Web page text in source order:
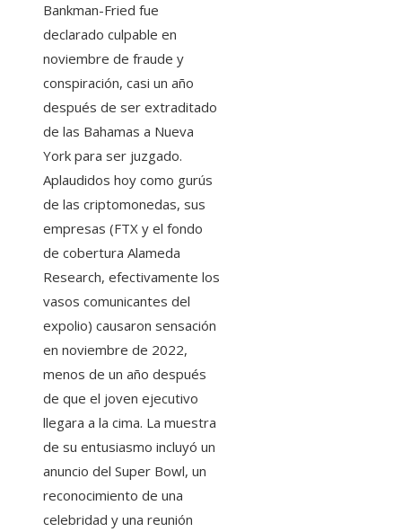
Bankman-Fried fue
declarado culpable en
noviembre de fraude y
conspiración, casi un año
después de ser extraditado
de las Bahamas a Nueva
York para ser juzgado.
Aplaudidos hoy como gurús
de las criptomonedas, sus
empresas (FTX y el fondo
de cobertura Alameda
Research, efectivamente los
vasos comunicantes del
expolio) causaron sensación
en noviembre de 2022,
menos de un año después
de que el joven ejecutivo
llegara a la cima. La muestra
de su entusiasmo incluyó un
anuncio del Super Bowl, un
reconocimiento de una
celebridad y una reunión